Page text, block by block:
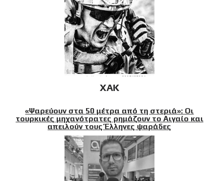
XAK
«Ψαρεύουν στα 50 μέτρα από τη στεριά»: Οι
τουρκικές μηχανότρατες ρημάζουν το Αιγαίο και
απειλούν τους Έλληνες ψαράδες